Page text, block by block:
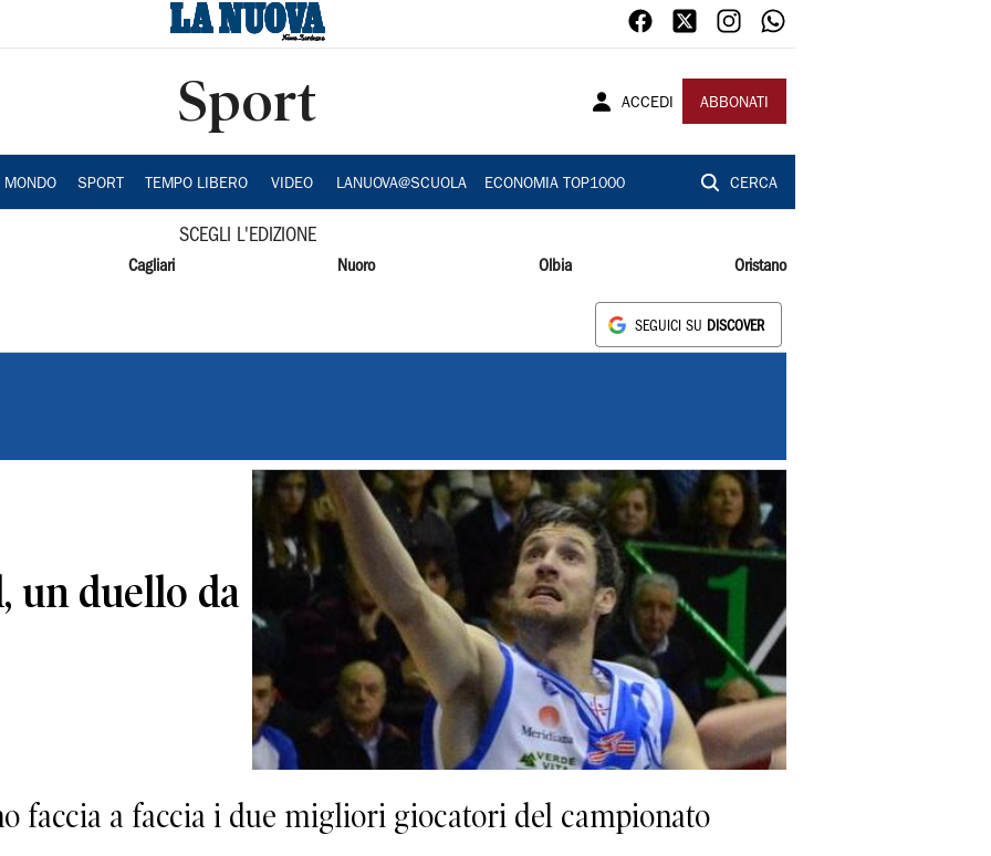
Sport ACCEDI ABBONATI
MONDO SPORT TEMPO LIBERO VIDEO LANUOVA@SCUOLA ECONOMIA TOP1000 CERCA
SCEGLI L'EDIZIONE
Cagliari Nuoro Olbia Oristano
SEGUICI SU DISCOVER
un duello da
faccia a faccia i due migliori giocatori del campionato